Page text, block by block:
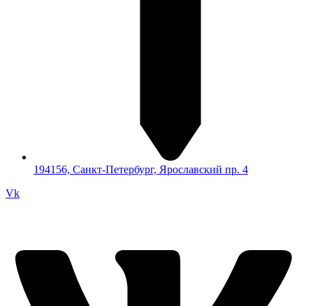
194156, Санкт-Петербург, Ярославский пр. 4
Vk